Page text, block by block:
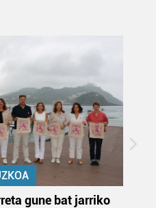
gune bat jarriko